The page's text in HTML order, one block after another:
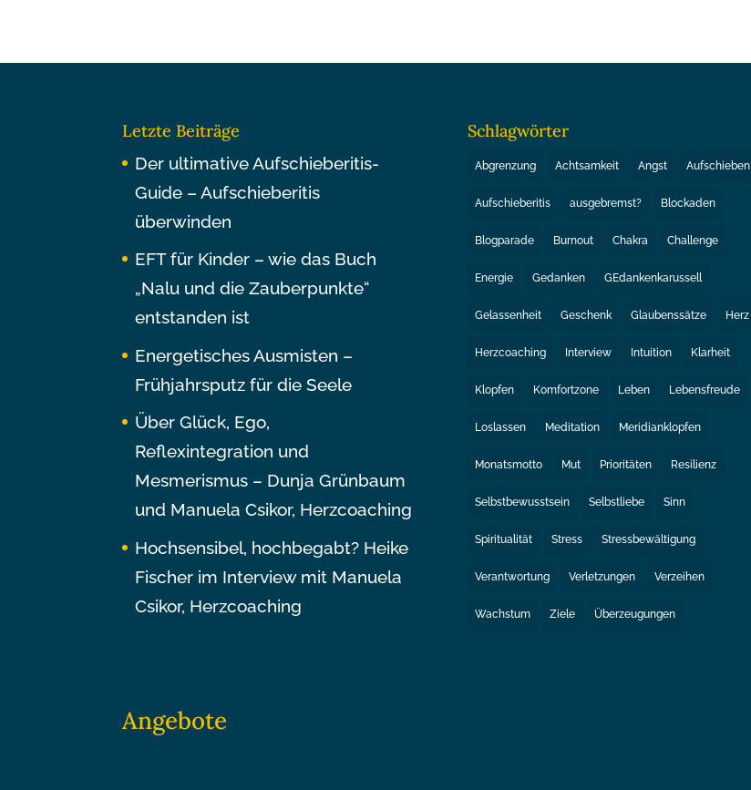
Letzte Beiträge
Der ultimative Aufschieberitis-
Guide – Aufschieberitis
überwinden
EFT für Kinder – wie das Buch
„Nalu und die Zauberpunkte“
entstanden ist
Energetisches Ausmisten –
Frühjahrsputz für die Seele
Über Glück, Ego,
Reflexintegration und
Mesmerismus – Dunja Grünbaum
und Manuela Csikor, Herzcoaching
Hochsensibel, hochbegabt? Heike
Fischer im Interview mit Manuela
Csikor, Herzcoaching
Angebote
Schlagwörter
Abgrenzung Achtsamkeit Angst Aufschieben
Aufschieberitis ausgebremst? Blockaden
Blogparade Burnout Chakra Challenge
Energie Gedanken GEdankenkarussell
Gelassenheit Geschenk Glaubenssätze Herz
Herzcoaching Interview Intuition Klarheit
Klopfen Komfortzone Leben Lebensfreude
Loslassen Meditation Meridianklopfen
Monatsmotto Mut Prioritäten Resilienz
Selbstbewusstsein Selbstliebe Sinn
Spiritualität Stress Stressbewältigung
Verantwortung Verletzungen Verzeihen
Wachstum Ziele Überzeugungen